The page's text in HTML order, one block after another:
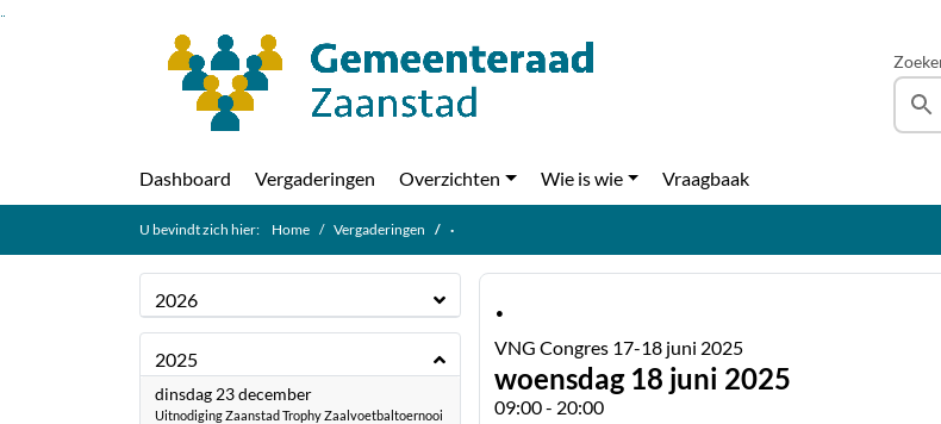
Ga naar de inhoud van deze pagina
Dashboard Vergaderingen Overzichten Wie is wie Vraagbaak
U bevindt zich hier: Home Vergaderingen ·
2026
2025
dinsdag 23 december2025
Uitnodiging Zaanstad Trophy Zaalvoetbaltoernooi
·
VNG Congres 17-18 juni 2025
woensdag 18 juni 2025
09:00 - 20:00